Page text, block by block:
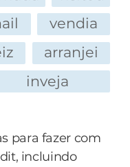
vendia
arranjei
inveja
para fazer com
incluindo